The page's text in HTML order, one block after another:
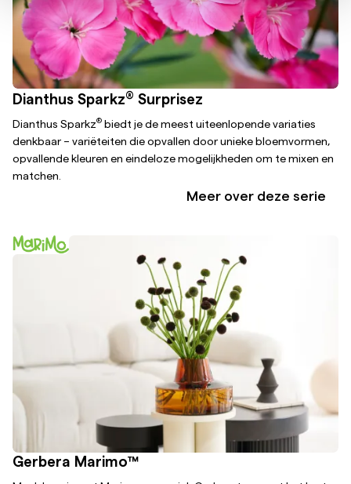
Dianthus Sparkz® Surprisez
Dianthus Sparkz® biedt je de meest uiteenlopende variaties
denkbaar – variëteiten die opvallen door unieke bloemvormen,
opvallende kleuren en eindeloze mogelijkheden om te mixen en
matchen.
Meer over deze serie
Gerbera Marimo™